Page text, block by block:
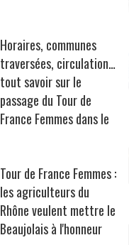
Horaires, communes
traversées, circulation…
tout savoir sur le
passage du Tour de
France Femmes dans le
Tour de France Femmes :
les agriculteurs du
Rhône veulent mettre le
Beaujolais à l'honneur